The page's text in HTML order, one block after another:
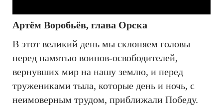
Артём Воробьёв, глава Орска
В этот великий день мы склоняем головы
перед памятью воинов-освободителей,
вернувших мир на нашу землю, и перед
тружениками тыла, которые день и ночь, с
неимоверным трудом, приближали Победу.